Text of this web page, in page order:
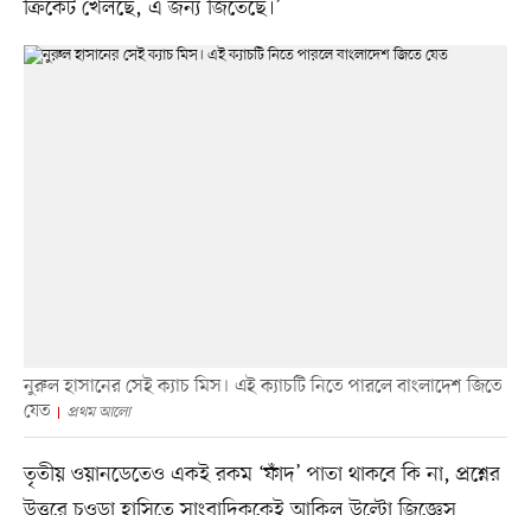
ক্রিকেট খেলছে, এ জন্য জিতেছে।’
নুরুল হাসানের সেই ক্যাচ মিস। এই ক্যাচটি নিতে পারলে বাংলাদেশ জিতে
যেত
প্রথম আলো
তৃতীয় ওয়ানডেতেও একই রকম ‘ফাঁদ’ পাতা থাকবে কি না, প্রশ্নের